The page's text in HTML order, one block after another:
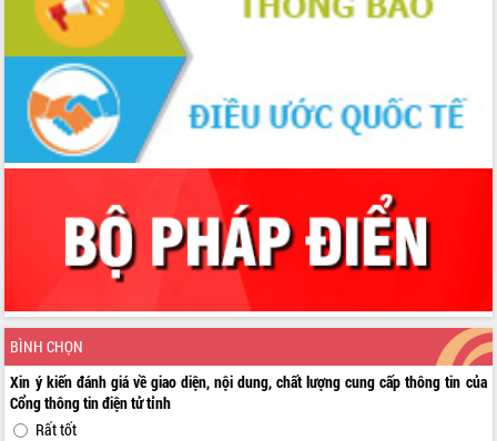
BÌNH CHỌN
Xin ý kiến đánh giá về giao diện, nội dung, chất lượng cung cấp thông tin của
Cổng thông tin điện tử tỉnh
Rất tốt